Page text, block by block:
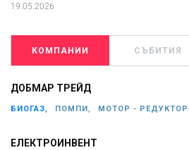
19.05.2026
КОМПАНИИ СЪБИТИЯ
ДОБМАР ТРЕЙД
БИОГАЗ, ПОМПИ, МОТОР -
ЕЛЕКТРОИНВЕНТ